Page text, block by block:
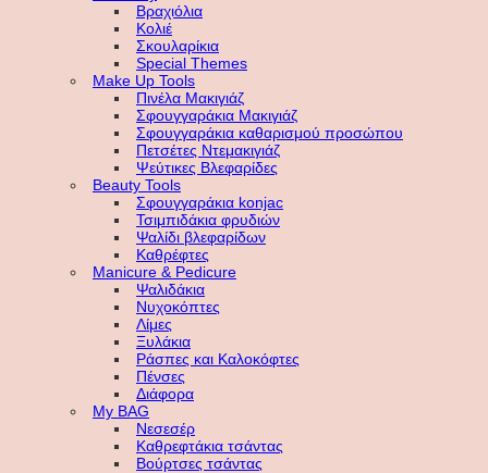
Βραχιόλια
Κολιέ
Σκουλαρίκια
Special Themes
Make Up Tools
Πινέλα Μακιγιάζ
Σφουγγαράκια Μακιγιάζ
Σφουγγαράκια καθαρισμού προσώπου
Πετσέτες Ντεμακιγιάζ
Ψεύτικες Βλεφαρίδες
Beauty Tools
Σφουγγαράκια konjac
Τσιμπιδάκια φρυδιών
Ψαλίδι βλεφαρίδων
Καθρέφτες
Manicure & Pedicure
Ψαλιδάκια
Νυχοκόπτες
Λίμες
Ξυλάκια
Ράσπες και Καλοκόφτες
Πένσες
Διάφορα
My BAG
Νεσεσέρ
Καθρεφτάκια τσάντας
Βούρτσες τσάντας